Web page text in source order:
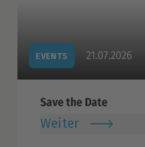
EVENTS 21.07.2026
Save the Date
Weiter